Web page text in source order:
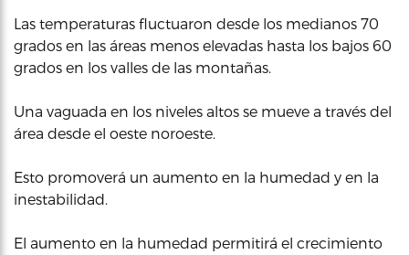
Las temperaturas fluctuaron desde los medianos 70
grados en las áreas menos elevadas hasta los bajos 60
grados en los valles de las montañas.
Una vaguada en los niveles altos se mueve a través del
área desde el oeste noroeste.
Esto promoverá un aumento en la humedad y en la
inestabilidad.
El aumento en la humedad permitirá el crecimiento